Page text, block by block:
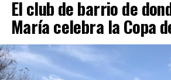
simultáneo con la realización de la
desde las calles Cerrito y Santa Fe,
Buenos Aires, hacia el Hotel Sheraton.
referente de la asociación.
El club de barrio de
María celebra la Copa